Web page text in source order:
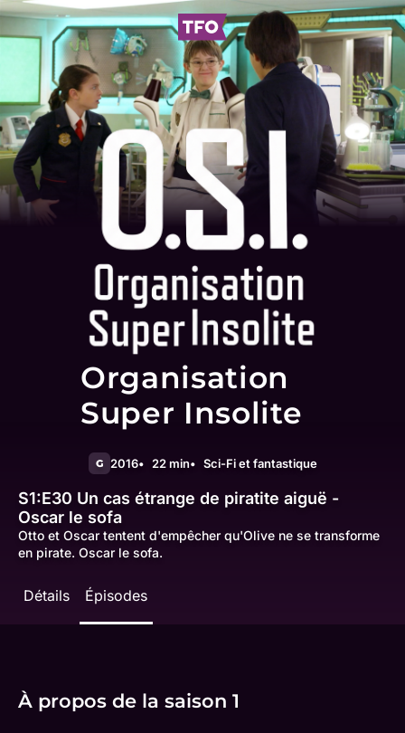
Organisation
Super Insolite
G 2016 22 min Sci-Fi et fantastique
S1:E30 Un cas étrange de piratite aiguë -
Oscar le sofa
Otto et Oscar tentent d'empêcher qu'Olive ne se transforme
en pirate. Oscar le sofa.
Détails Épisodes
À propos de la saison 1